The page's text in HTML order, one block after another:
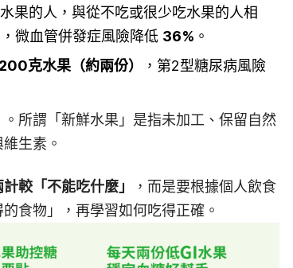
水果的人，與從不吃或很少吃水果的人相
，微血管併發症風險降低 36% 。
200克水果（約兩份）
，第2型糖尿病風險
。所謂「新鮮水果」是指未加工、保留自然
生素。
較「不能吃什麼」
，而是要根據個人飲食
食物」，再學習如何吃得正確。